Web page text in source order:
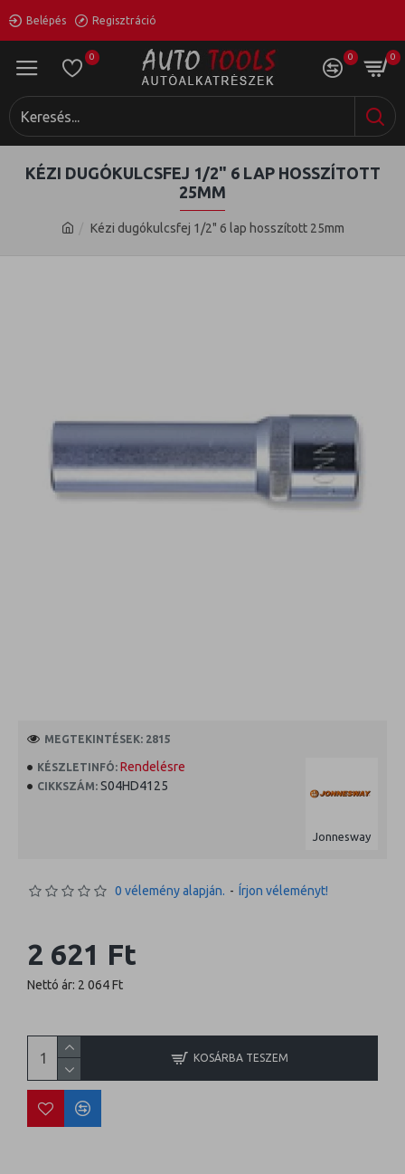
Belépés Regisztráció
0 0 0
Kézi dugókulcsfej 1/2" 6 lap hosszított 25mm
KÉZI DUGÓKULCSFEJ 1/2" 6 LAP HOSSZÍTOTT
25MM
KÉSZLETINFÓ: Rendelésre
CIKKSZÁM: S04HD4125
Jonnesway
MEGTEKINTÉSEK: 2815
0 vélemény alapján. - Írjon véleményt!
2 621 Ft
Nettó ár: 2 064 Ft
KOSÁRBA TESZEM